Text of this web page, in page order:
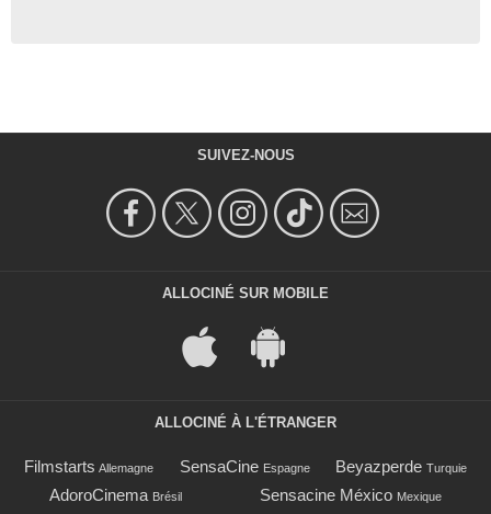
SUIVEZ-NOUS
ALLOCINÉ SUR MOBILE
ALLOCINÉ À L'ÉTRANGER
Filmstarts Allemagne SensaCine Espagne Beyazperde Turquie
AdoroCinema Brésil Sensacine México Mexique